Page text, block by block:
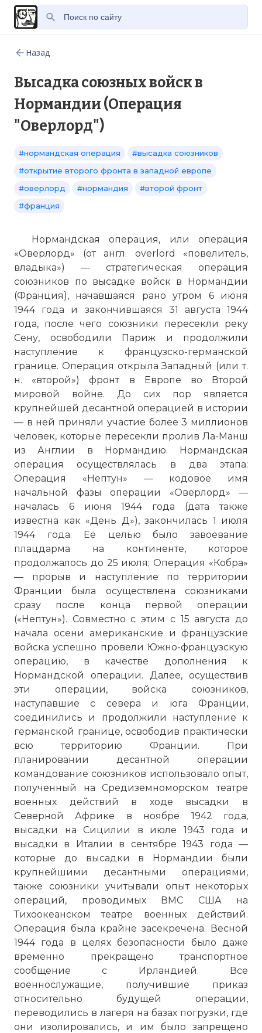
Назад
Высадка союзных войск в
Нормандии (Операция
"Оверлорд")
#нормандская операция
#высадка союзников
#открытие второго фронта в западной европе
#оверлорд
#нормандия
#второй фронт
#франция
Нормандская операция, или операция
«Оверлорд» (от англ. overlord «повелитель,
владыка») — стратегическая операция
союзников по высадке войск в Нормандии
(Франция), начавшаяся рано утром 6 июня
1944 года и закончившаяся 31 августа 1944
года, после чего союзники пересекли реку
Сену, освободили Париж и продолжили
наступление к французско-германской
границе. Операция открыла Западный (или т.
н. «второй») фронт в Европе во Второй
мировой войне. До сих пор является
крупнейшей десантной операцией в истории
— в ней приняли участие более 3 миллионов
человек, которые пересекли пролив Ла-Манш
из Англии в Нормандию. Нормандская
операция осуществлялась в два этапа:
Операция «Нептун» — кодовое имя
начальной фазы операции «Оверлорд» —
началась 6 июня 1944 года (дата также
известна как «День Д»), закончилась 1 июля
1944 года. Её целью было завоевание
плацдарма на континенте, которое
продолжалось до 25 июля; Операция «Кобра»
— прорыв и наступление по территории
Франции была осуществлена союзниками
сразу после конца первой операции
(«Нептун»). Совместно с этим с 15 августа до
начала осени американские и французские
войска успешно провели Южно-французскую
операцию, в качестве дополнения к
Нормандской операции. Далее, осуществив
эти операции, войска союзников,
наступавшие с севера и юга Франции,
соединились и продолжили наступление к
германской границе, освободив практически
всю территорию Франции. При
планировании десантной операции
командование союзников использовало опыт,
полученный на Средиземноморском театре
военных действий в ходе высадки в
Северной Африке в ноябре 1942 года,
высадки на Сицилии в июле 1943 года и
высадки в Италии в сентябре 1943 года —
которые до высадки в Нормандии были
крупнейшими десантными операциями,
также союзники учитывали опыт некоторых
операций, проводимых ВМС США на
Тихоокеанском театре военных действий.
Операция была крайне засекречена. Весной
1944 года в целях безопасности было даже
временно прекращено транспортное
сообщение с Ирландией. Все
военнослужащие, получившие приказ
относительно будущей операции,
переводились в лагеря на базах погрузки, где
они изолировались, и им было запрещено